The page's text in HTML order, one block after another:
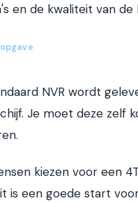
en de kwaliteit van de
NVR wordt
Je moet deze zelf
kiezen voor een
is een goede start